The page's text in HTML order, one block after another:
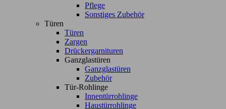
Pflege
Sonstiges Zubehör
Türen
Türen
Zargen
Drückergarnituren
Ganzglastüren
Ganzglastüren
Zubehör
Tür-Rohlinge
Innentürrohlinge
Haustürrohlinge